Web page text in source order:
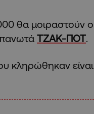
θα μοιραστούν
ΤΖΑΚ-ΠΟΤ.
κληρώθηκαν